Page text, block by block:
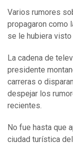
Varios rumores
propagaron como
se le hubiera visto
La cadena de
presidente
carreras o
despejar los
recientes.
No fue hasta que
ciudad turística